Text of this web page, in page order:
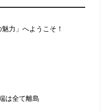
力」へようこそ！
は全て離島